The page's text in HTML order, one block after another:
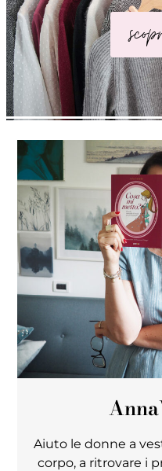
Anna
Aiuto le donne a
corpo, a ritrovare i